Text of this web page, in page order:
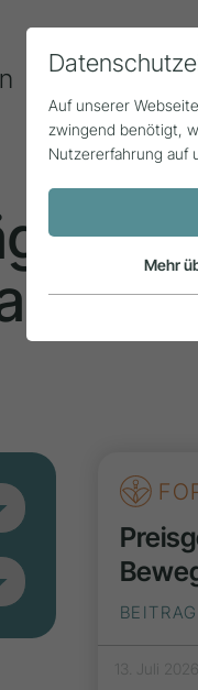
Alle
aus
13. Juli 2026
Auf unserer
zwingend benötigt,
Nutzererfahrung auf
Mehr